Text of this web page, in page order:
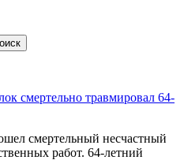
смертельно травмировал 64-
смертельный несчастный
работ. 64-летний